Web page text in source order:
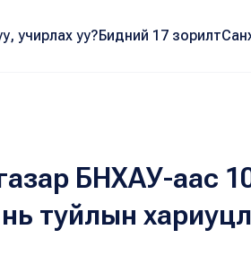
учирлах уу?Бидний 17 зорилт
БНХАУ-аас
туйлын